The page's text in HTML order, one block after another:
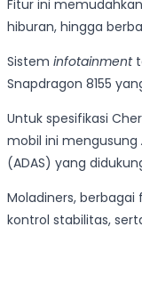
Fitur ini
hiburan, hingga
Sistem infotainment
Snapdragon 8155
Untuk spesifikasi
mobil ini mengusung
(ADAS) yang
Moladiners,
kontrol stabilitas,